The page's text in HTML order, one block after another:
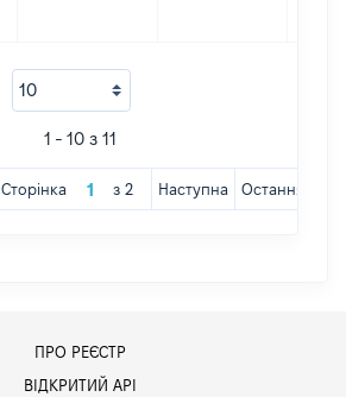
1 - 10 з 11
Сторінка з 2 Наступна Остання
ПРО РЕЄСТР
ВІДКРИТИЙ АРІ